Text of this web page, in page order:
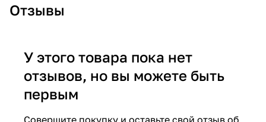
Отзывы
У этого товара пока нет
отзывов, но вы можете быть
первым
Совершите покупку и оставьте свой отзыв об